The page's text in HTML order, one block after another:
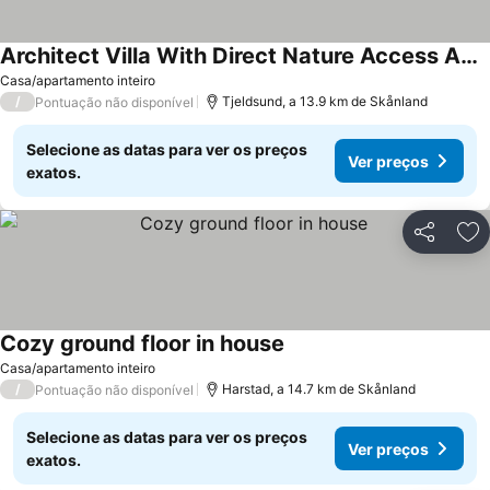
Casa/apartamento inteiro
Architect Villa With Direct Nature Access And Panoramic Views
/ Pontuação não disponível Tjeldsund, a 13.9 km de Skånland
Selecione as datas para ver os preços
exatos.
Ver preços
Partilhar
Casa/apartamento inteiro
Cozy ground floor in house
/ Pontuação não disponível Harstad, a 14.7 km de Skånland
Selecione as datas para ver os preços
exatos.
Ver preços